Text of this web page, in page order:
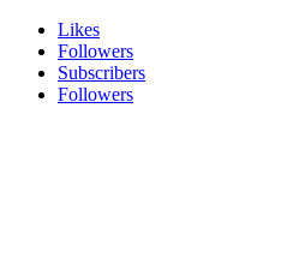
Likes
Followers
Subscribers
Followers